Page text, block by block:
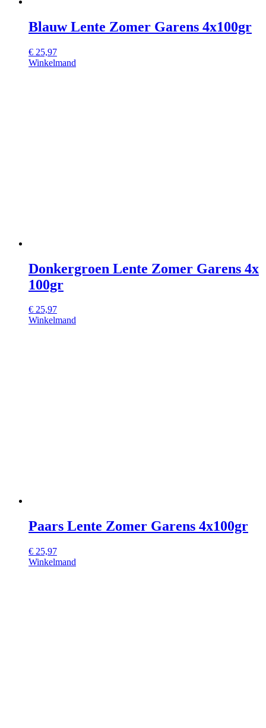
Blauw Lente Zomer Garens 4x100gr
€ 25,97
Winkelmand
Donkergroen Lente Zomer Garens 4x
100gr
€ 25,97
Winkelmand
Paars Lente Zomer Garens 4x100gr
€ 25,97
Winkelmand